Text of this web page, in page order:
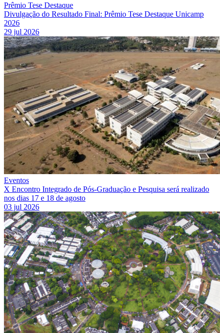
Prêmio Tese Destaque
Divulgação do Resultado Final: Prêmio Tese Destaque Unicamp
2026
29 jul 2026
Eventos
X Encontro Integrado de Pós-Graduação e Pesquisa será realizado
nos dias 17 e 18 de agosto
03 jul 2026